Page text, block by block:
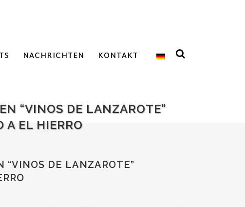
NACHRICHTEN KONTAKT
“VINOS DE LANZAROTE”
A EL HIERRO
“VINOS DE LANZAROTE”